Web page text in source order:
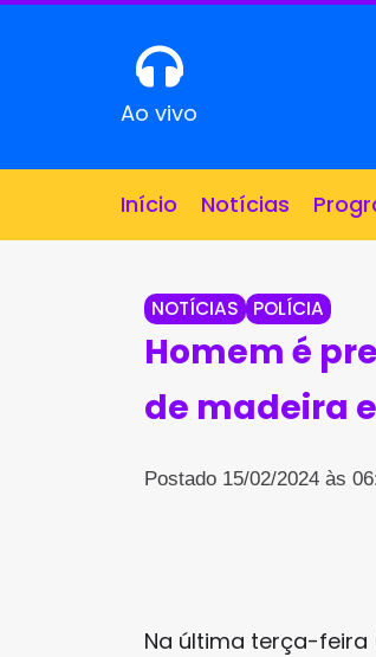
Ao vivo
Início Notícias
NOTÍCIAS POLÍCIA
Homem é
de madeira
Postado 15/02/2024 às
Na última terça-feira